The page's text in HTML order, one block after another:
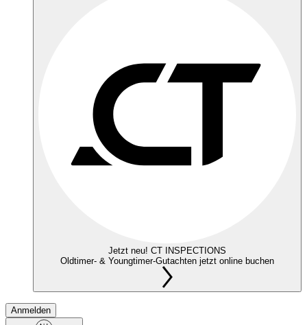
Jetzt neu! CT INSPECTIONS
Oldtimer- & Youngtimer-Gutachten jetzt online buchen
Anmelden